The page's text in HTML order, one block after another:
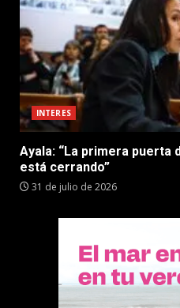
INTERES
Ayala: “La primera puerta
está cerrando”
31 de julio de 2026